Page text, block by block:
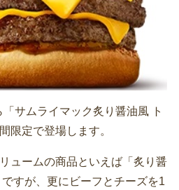
サムライマック炙り醤油風 ト
限定で登場します。
ュームの商品といえば「炙り醤
すが、更にビーフとチーズを1